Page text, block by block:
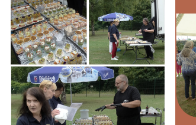
ARMCHAIR